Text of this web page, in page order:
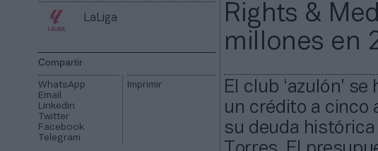
LaLiga
Compartir
WhatsApp
Email
Linkedin
Twitter
Facebook
Telegram
Imprimir
Rights &
millones en
El club ‘azulón’
un crédito a cinco
su deuda histórica